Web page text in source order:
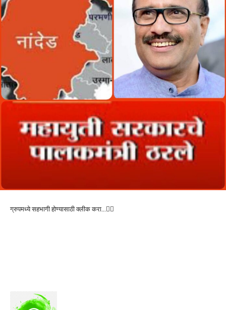
ग्रुपमध्ये सहभागी होण्यासाठी क्लीक करा…👆🏻